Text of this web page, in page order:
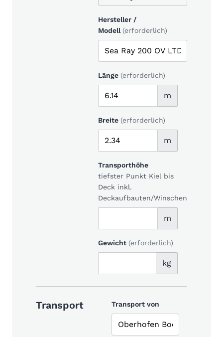
Hersteller /
Modell (erforderlich)
Länge (erforderlich)
m
Breite (erforderlich)
m
Transporthöhe
tiefster Punkt Kiel bis
Deck inkl.
Deckaufbauten/Winschen
m
Gewicht (erforderlich)
kg
Transport Transport von